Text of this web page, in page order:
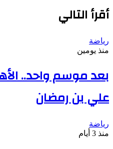
أقرأ التالي
رياضة
منذ يومين
بعد موسم واحد..
علي بن رمضان
رياضة
منذ 3 أيام